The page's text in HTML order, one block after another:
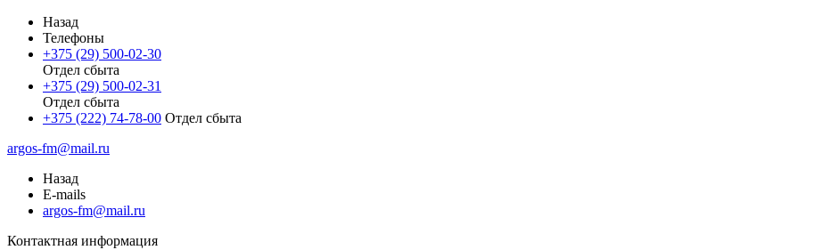
Назад
Телефоны
+375 (29) 500-02-30
Отдел сбыта
+375 (29) 500-02-31
Отдел сбыта
+375 (222) 74-78-00 Отдел сбыта
argos-fm@mail.ru
Назад
E-mails
argos-fm@mail.ru
Контактная информация